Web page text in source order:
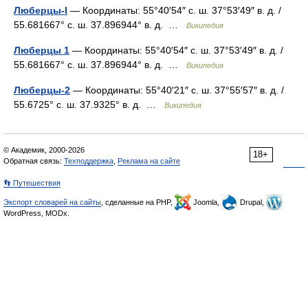
Люберцы-I — Координаты: 55°40′54″ с. ш. 37°53′49″ в. д. /
55.681667° с. ш. 37.896944° в. д. …
Википедия
Люберцы 1 — Координаты: 55°40′54″ с. ш. 37°53′49″ в. д. /
55.681667° с. ш. 37.896944° в. д. …
Википедия
Люберцы-2 — Координаты: 55°40′21″ с. ш. 37°55′57″ в. д. /
55.6725° с. ш. 37.9325° в. д. …
Википедия
18+
© Академик, 2000-2026
Обратная связь: Техподдержка Реклама на сайте
👣 Путешествия
Экспорт словарей на сайты , сделанные на PHP, Joomla,
Drupal,
WordPress, MODx.